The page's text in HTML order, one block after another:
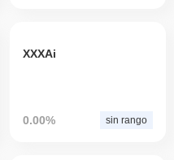
XXXAi
0.00% sin rango